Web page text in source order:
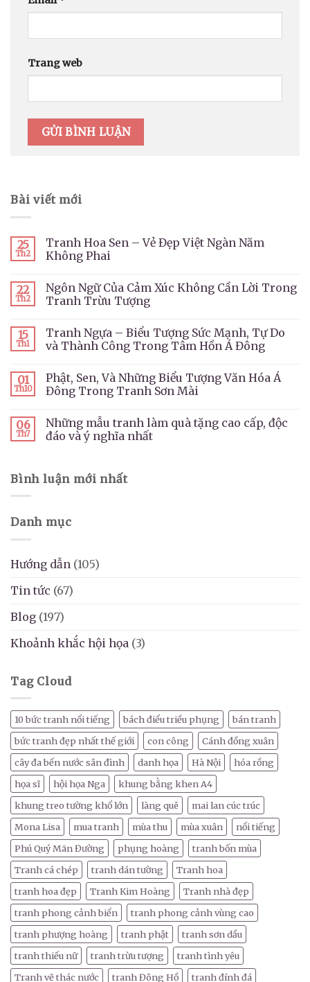
Trang web
Bài viết mới
25
Th2
Tranh Hoa Sen – Vẻ Đẹp Việt Ngàn Năm
Không Phai
22
Th2
Ngôn Ngữ Của Cảm Xúc Không Cần Lời Trong
Tranh Trừu Tượng
15
Th1
Tranh Ngựa – Biểu Tượng Sức Mạnh, Tự Do
và Thành Công Trong Tâm Hồn Á Đông
01
Th10
Phật, Sen, Và Những Biểu Tượng Văn Hóa Á
Đông Trong Tranh Sơn Mài
06
Th7
Những mẫu tranh làm quà tặng cao cấp, độc
đáo và ý nghĩa nhất
Bình luận mới nhất
Danh mục
Hướng dẫn (105)
Tin tức (67)
Blog (197)
Khoảnh khắc hội họa (3)
Tag Cloud
10 bức tranh nổi tiếng bách điểu triều phụng
bán tranh
bức tranh đẹp nhất thế giới
con công
Cánh đồng xuân
cây đa bến nước sân đình
danh họa Hà Nội
hóa rồng
họa sĩ
hội họa Nga
khung bằng khen A4
khung treo tường khổ lớn
làng quê
mai lan cúc trúc
Mona Lisa
mua tranh mùa thu mùa xuân
nổi tiếng
Phú Quý Mãn Đường
phụng hoàng
tranh bốn mùa
Tranh cá chép
tranh dán tường
Tranh hoa
tranh hoa đẹp
Tranh Kim Hoàng
Tranh nhà đẹp
tranh phong cảnh biển
tranh phong cảnh vùng cao
tranh phượng hoàng
tranh phật
tranh sơn dầu
tranh thiếu nữ
tranh trừu tượng
tranh tình yêu
Tranh vẽ thác nước
tranh Đông Hồ
tranh đính đá